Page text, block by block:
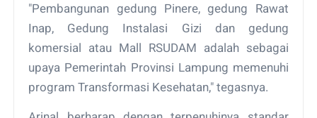
"Pembangunan gedung Pinere, gedung Rawat
Inap, Gedung Instalasi Gizi dan gedung
komersial atau Mall RSUDAM adalah sebagai
upaya Pemerintah Provinsi Lampung memenuhi
program Transformasi Kesehatan," tegasnya.